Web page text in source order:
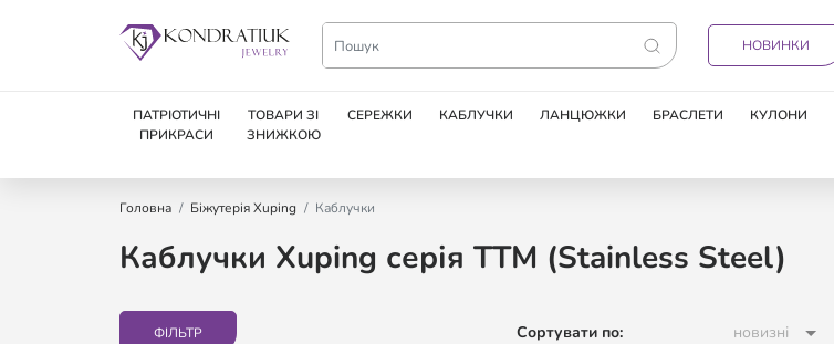
НОВИНКИ
ПАТРІОТИЧНІ
ПРИКРАСИ
ТОВАРИ ЗІ
ЗНИЖКОЮ
СЕРЕЖКИ КАБЛУЧКИ ЛАНЦЮЖКИ БРАСЛЕТИ КУЛОНИ
Головна Біжутерія Xuping Каблучки
Каблучки Xuping серія TTM (Stainless Steel)
ФІЛЬТР Сортувати по: новизні